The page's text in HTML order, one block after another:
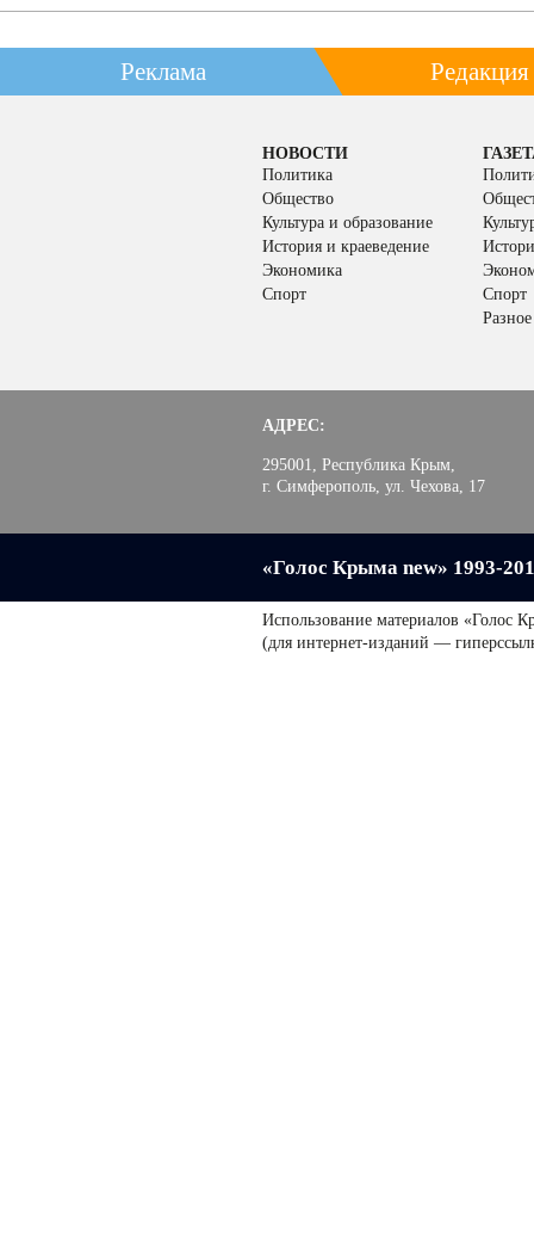
Реклама Редакция
НОВОСТИ
Политика
Общество
Культура и образование
История и краеведение
Экономика
Спорт
Спорт
Разное
АДРЕС:
295001, Республика Крым,
г. Симферополь, ул. Чехова, 17
«Голос Крыма new» 1993-
Использование материалов «Голос
(для интернет-изданий —